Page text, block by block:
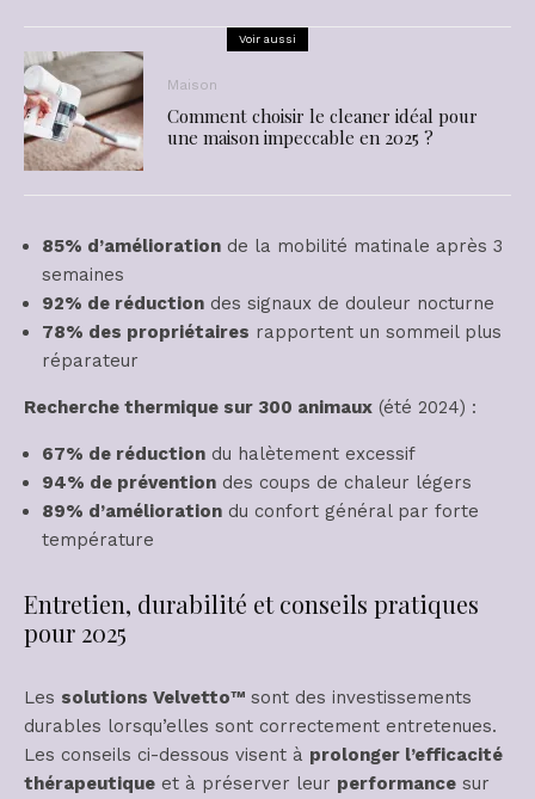
Voir aussi
Maison
Comment choisir le cleaner idéal pour
une maison impeccable en 2025 ?
85% d’amélioration de la mobilité matinale après 3
semaines
92% de réduction des signaux de douleur nocturne
78% des propriétaires rapportent un sommeil plus
réparateur
Recherche thermique sur 300 animaux (été 2024) :
67% de réduction du halètement excessif
94% de prévention des coups de chaleur légers
89% d’amélioration du confort général par forte
température
Entretien, durabilité et conseils pratiques
pour 2025
Les solutions Velvetto™ sont des investissements
durables lorsqu’elles sont correctement entretenues.
Les conseils ci-dessous visent à prolonger l’efficacité
thérapeutique et à préserver leur performance sur